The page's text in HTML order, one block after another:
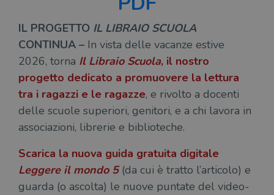
IL PROGETTO IL LIBRAIO SCUOLA
CONTINUA – In vista delle vacanze estive
2026, torna Il Libraio Scuola, il nostro
progetto dedicato a promuovere la lettura
tra i ragazzi e le ragazze, e rivolto a docenti
delle scuole superiori, genitori, e a chi lavora in
associazioni, librerie e biblioteche.
Scarica la nuova guida gratuita digitale
Leggere il mondo 5(da cui è tratto l’articolo) e
guarda (o ascolta) le nuove puntate del video-